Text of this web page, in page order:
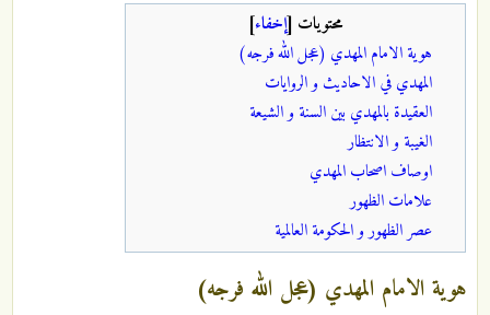
محتويات [إخفاء]
هوية الامام المهدي (عجل الله فرجه)
المهدي في الاحاديث و الروايات
العقيدة بالمهدي بين السنة و الشيعة
الغيبة و الانتظار
اوصاف اصحاب المهدي
علامات الظهور
عصر الظهور و الحكومة العالمية
هوية الامام المهدي (عجل الله فرجه)